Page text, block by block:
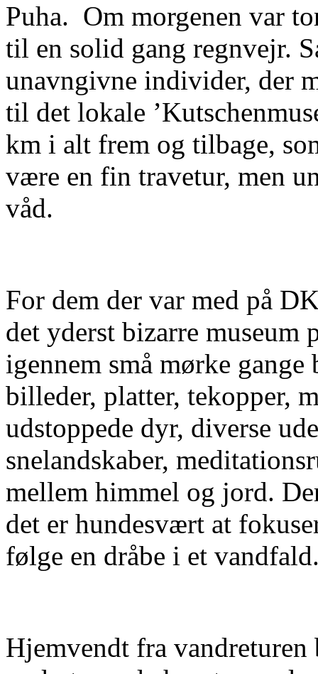
Puha. Om morgenen var
til en solid gang regnvejr.
unavngivne individer, der
til det lokale
km i alt frem og tilbage,
være en fin travetur, men
våd.
For dem der var med på
det yderst bizarre museum
igennem små mørke
billeder, platter, tekopper,
udstoppede dyr, diverse
snelandskaber,
mellem himmel og jord.
det er hundesvært at
følge en dråbe i et
Hjemvendt fra vandreturen